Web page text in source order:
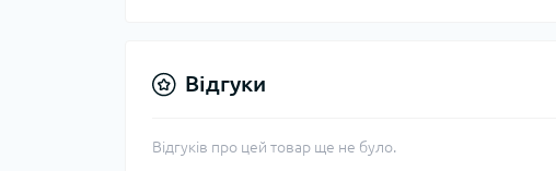
Відгуки
Відгуків про цей товар ще не було.